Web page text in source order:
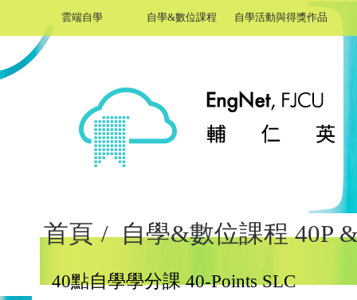
雲端自學 自學&數位課程 自學活動與得獎作品
首頁 / 自學&數位課程 40P
40點自學學分課 40-Points SLC